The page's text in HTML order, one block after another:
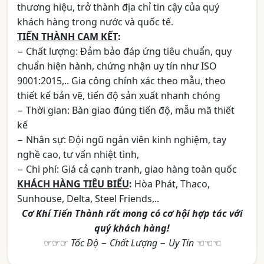
thương hiệu, trở thành địa chỉ tin cậy của quý
khách hàng trong nước và quốc tế.
TIẾN THÀNH CAM KẾT:
− Chất lượng: Đảm bảo đáp ứng tiêu chuẩn, quy
chuẩn hiện hành, chứng nhận uy tín như ISO
9001:2015,.. Gia công chính xác theo mẫu, theo
thiết kế bản vẽ, tiến độ sản xuất nhanh chóng
− Thời gian: Bàn giao đúng tiến độ, mẫu mã thiết
kế
− Nhân sự: Đội ngũ ngân viên kinh nghiệm, tay
nghề cao, tư vấn nhiệt tình,
− Chi phí: Giá cả cạnh tranh, giao hàng toàn quốc
KHÁCH HÀNG TIÊU BIỂU: Hòa Phát, Thaco,
Sunhouse, Delta, Steel Friends,..
Cơ Khí Tiến Thành rất mong có cơ hội hợp tác với
quý khách hàng!
☞☞☞ Tốc Độ − Chất Lượng − Uy Tín☜☜☜